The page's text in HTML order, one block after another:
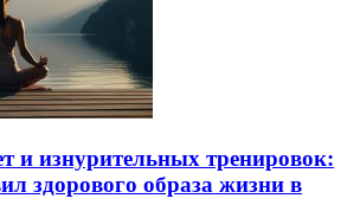
и изнурительных тренировок:
здорового образа жизни в